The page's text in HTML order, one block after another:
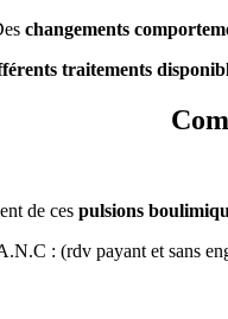
changements
traitements
de cespulsions
: (rdv payant et sans